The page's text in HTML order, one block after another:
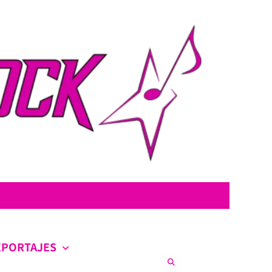
en la escena nacional e internacional.